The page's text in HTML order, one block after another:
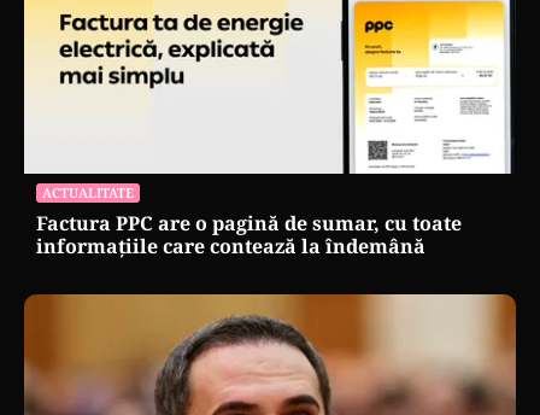
ACTUALITATE
Factura PPC are o pagină de sumar, cu toate
informațiile care contează la îndemână